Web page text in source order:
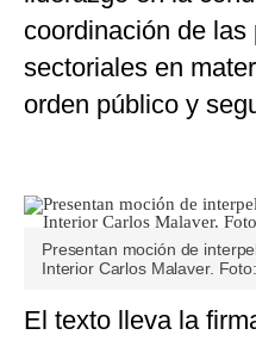
coordinación de
sectoriales en
orden público y
Presentan moción de
Interior Carlos Malaver.
El texto lleva la